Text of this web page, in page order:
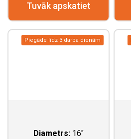
Tuvāk apskatiet
Piegāde līdz 3 darba dienām
Diametrs:16"